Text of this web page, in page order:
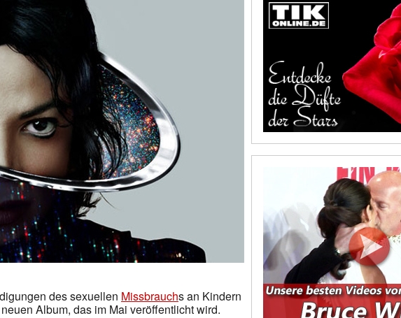
des sexuellen Missbrauchs an Kindern
Album, das im Mai veröffentlicht wird.